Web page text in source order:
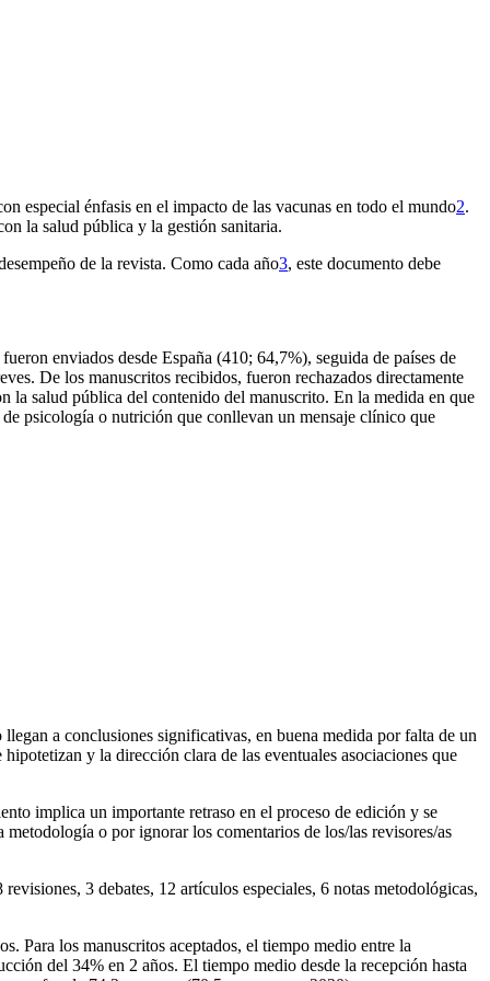
especial énfasis en el impacto de las vacunas en todo el mundo2.
la salud pública y la gestión sanitaria.
de la revista. Como cada año3, este documento debe
enviados desde España (410; 64,7%), seguida de países de
De los manuscritos recibidos, fueron rechazados directamente
la salud pública del contenido del manuscrito. En la medida en que
psicología o nutrición que conllevan un mensaje clínico que
a conclusiones significativas, en buena medida por falta de un
y la dirección clara de las eventuales asociaciones que
implica un importante retraso en el proceso de edición y se
o por ignorar los comentarios de los/las revisores/as
3 debates, 12 artículos especiales, 6 notas metodológicas,
Para los manuscritos aceptados, el tiempo medio entre la
del 34% en 2 años. El tiempo medio desde la recepción hasta